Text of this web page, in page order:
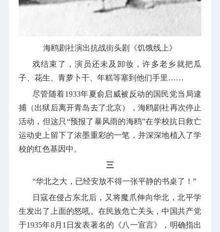
海鸥剧社演出抗战街头剧《饥饿线上》
戏结束了，演员还未及卸妆，许多老乡就把瓜
子、花生、青萝卜干、年糕等塞到他们手里……
尽管随着1933年夏俞启威被反动的国民党当局逮
捕（出狱后离开青岛去了北京），海鸥剧社再次停止
活动，但这只“预报了暴风雨的海鸥”在学校抗日救亡
运动史上留下了浓墨重彩的一笔，并深深地植入了学
校的红色基因中。
三
“华北之大，已经安放不得一张平静的书桌了！”
日寇在侵占东北后，又将魔爪伸向华北，北平学
生发出了上面的怒吼。在民族危亡关头，中国共产党
于1935年8月 1 日发表著名的《八一宣言》，明确指出